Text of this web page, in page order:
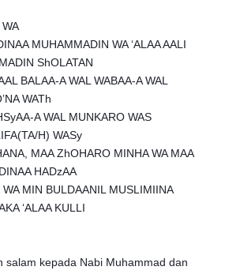
MUHAMMADIN WA ‘ALAA AALI
ShOLATAN
BALAA-A WAL WABAA-A WAL
WATh
A WAL MUNKARO WAS
H) WASy
MAA ZhOHARO MINHA WA MAA
HADzAA
MIN BULDAANIL MUSLIMIINA
‘ALAA KULLI
salam kepada Nabi Muhammad dan